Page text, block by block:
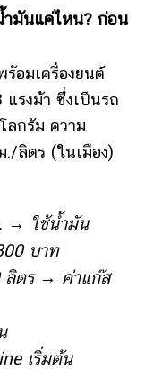
ำมันแค่ไหน? ก่อน
อมเครื่องยนต์
รงม้า ซึ่งเป็นรถ
ลกรัม ความ
ลิตร (ในเมือง)
. → ใช้น้ำมัน
บาท
ลิตร → ค่าแก๊ส
เริ่มต้น